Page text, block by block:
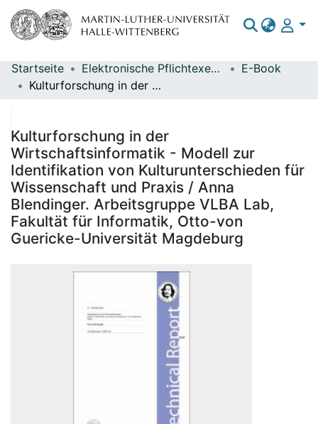
Bereiche & Sammlungen
Statistiken
Startseite Elektronische Pflichtexemplare
E-Book
Kulturforschung in der Wirtschaftsinformatik - Modell zur Identifikation von Kulturunterschieden für Wissenschaft und Praxis / Anna Blendinger. Arbeitsgruppe VLBA Lab, Fakultät für Informatik, Otto-von Guericke-Universität Magdeburg
Kulturforschung in der
Wirtschaftsinformatik - Modell zur
Identifikation von Kulturunterschieden für
Wissenschaft und Praxis / Anna
Blendinger. Arbeitsgruppe VLBA Lab,
Fakultät für Informatik, Otto-von
Guericke-Universität Magdeburg